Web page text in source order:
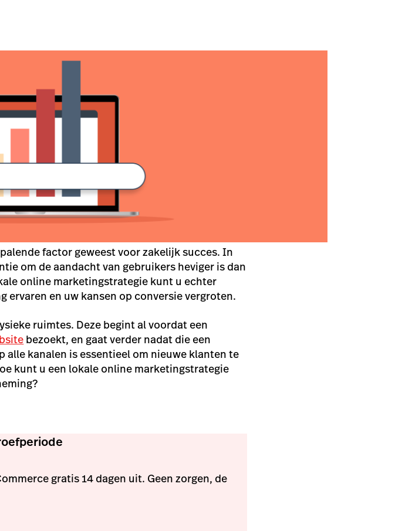
factor geweest voor zakelijk succes. In
om de aandacht van gebruikers heviger is dan
online marketingstrategie kunt u echter
ervaren en uw kansen op conversie vergroten.
ruimtes. Deze begint al voordat een
bezoekt, en gaat verder nadat die een
alle kanalen is essentieel om nieuwe klanten te
kunt u een lokale online marketingstrategie
gratis 14 dagen uit. Geen zorgen, de